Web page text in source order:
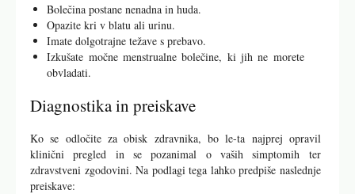
Bolečina postane nenadna in huda.
Opazite kri v blatu ali urinu.
Imate dolgotrajne težave s prebavo.
Izkušate močne menstrualne bolečine, ki jih ne morete
obvladati.
Diagnostika in preiskave
Ko se odločite za obisk zdravnika, bo le-ta najprej opravil
klinični pregled in se pozanimal o vaših simptomih ter
zdravstveni zgodovini. Na podlagi tega lahko predpiše naslednje
preiskave: